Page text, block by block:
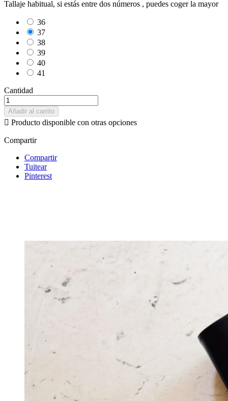
Tallaje habitual, si estás entre dos números , puedes coger la mayor
36
37
38
39
40
41
Cantidad
Añadir al carrito
 Producto disponible con otras opciones
Compartir
Compartir
Tuitear
Pinterest